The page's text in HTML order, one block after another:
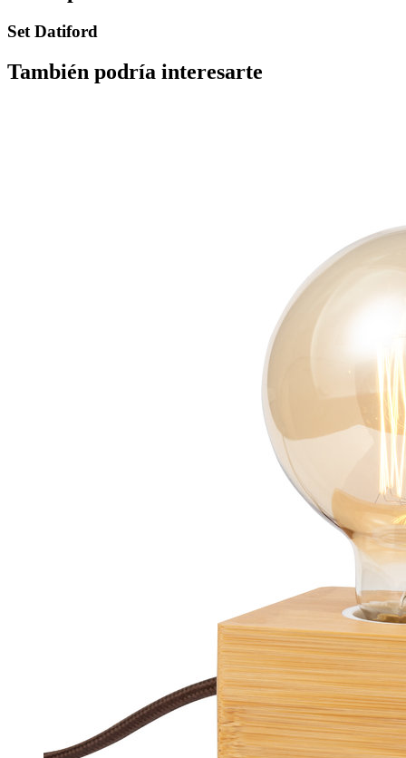
Set Datiford
También podría interesarte